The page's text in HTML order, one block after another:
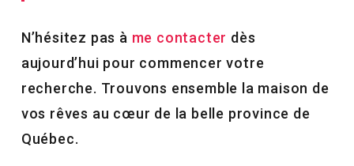
N’hésitez pas à me contacter dès
aujourd’hui pour commencer votre
recherche. Trouvons ensemble la maison de
vos rêves au cœur de la belle province de
Québec.